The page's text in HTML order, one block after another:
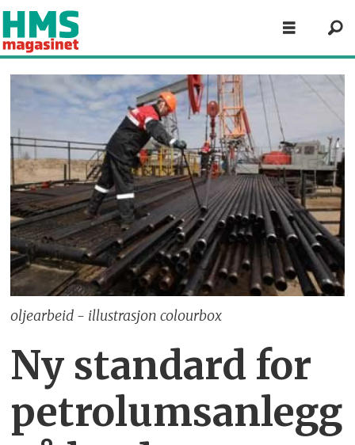
oljearbeid - illustrasjon colourbox
Ny standard for
petrolumsanlegg